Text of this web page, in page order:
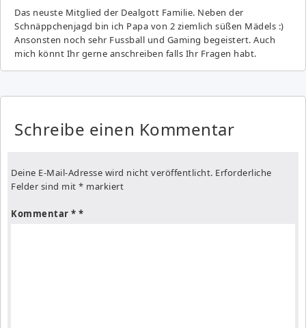
Das neuste Mitglied der Dealgott Familie. Neben der
Schnäppchenjagd bin ich Papa von 2 ziemlich süßen Mädels :)
Ansonsten noch sehr Fussball und Gaming begeistert. Auch
mich könnt Ihr gerne anschreiben falls Ihr Fragen habt.
Schreibe einen Kommentar
Deine E-Mail-Adresse wird nicht veröffentlicht. Erforderliche
Felder sind mit * markiert
Kommentar *